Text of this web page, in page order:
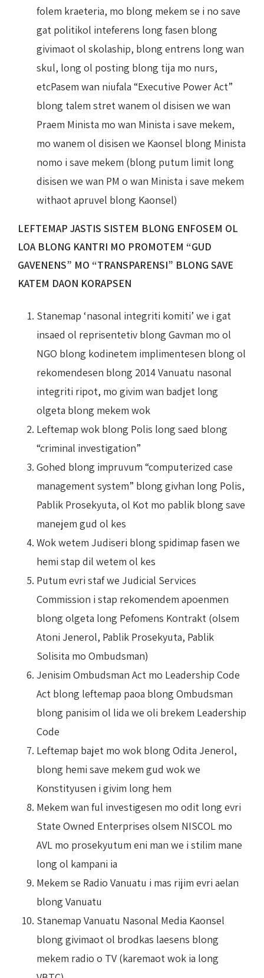
folem kraeteria, mo blong mekem se i no save
gat politikol inteferens long fasen blong
givimaot ol skolaship, blong entrens long wan
skul, long ol posting blong tija mo nurs,
etcPasem wan niufala “Executive Power Act”
blong talem stret wanem ol disisen we wan
Praem Minista mo wan Minista i save mekem,
mo wanem ol disisen we Kaonsel blong Minista
nomo i save mekem (blong putum limit long
disisen we wan PM o wan Minista i save mekem
withaot apruvel blong Kaonsel)
LEFTEMAP JASTIS SISTEM BLONG ENFOSEM OL
LOA BLONG KANTRI MO PROMOTEM “GUD
GAVENENS” MO “TRANSPARENSI” BLONG SAVE
KATEM DAON KORAPSEN
Stanemap ‘nasonal integriti komiti’ we i gat
insaed ol reprisentetiv blong Gavman mo ol
NGO blong kodinetem implimentesen blong ol
rekomendesen blong 2014 Vanuatu nasonal
integriti ripot, mo givim wan badjet long
olgeta blong mekem wok
Leftemap wok blong Polis long saed blong
“criminal investigation”
Gohed blong impruvum “computerized case
management system” blong givhan long Polis,
Pablik Prosekyuta, ol Kot mo pablik blong save
manejem gud ol kes
Wok wetem Judiseri blong spidimap fasen we
hemi stap dil wetem ol kes
Putum evri staf we Judicial Services
Commission i stap rekomendem apoenmen
blong olgeta long Pefomens Kontrakt (olsem
Atoni Jenerol, Pablik Prosekyuta, Pablik
Solisita mo Ombudsman)
Jenisim Ombudsman Act mo Leadership Code
Act blong leftemap paoa blong Ombudsman
blong panisim ol lida we oli brekem Leadership
Code
Leftemap bajet mo wok blong Odita Jenerol,
blong hemi save mekem gud wok we
Konstityusen i givim long hem
Mekem wan ful investigesen mo odit long evri
State Owned Enterprises olsem NISCOL mo
AVL mo prosekyutum eni man we i stilim mane
long ol kampani ia
Mekem se Radio Vanuatu i mas rijim evri aelan
blong Vanuatu
Stanemap Vanuatu Nasonal Media Kaonsel
blong givimaot ol brodkas laesens blong
mekem radio o TV (karemaot wok ia long